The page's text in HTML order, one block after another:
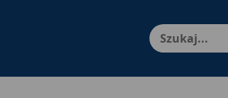
Menu Produktów, nawigacja: Enter -